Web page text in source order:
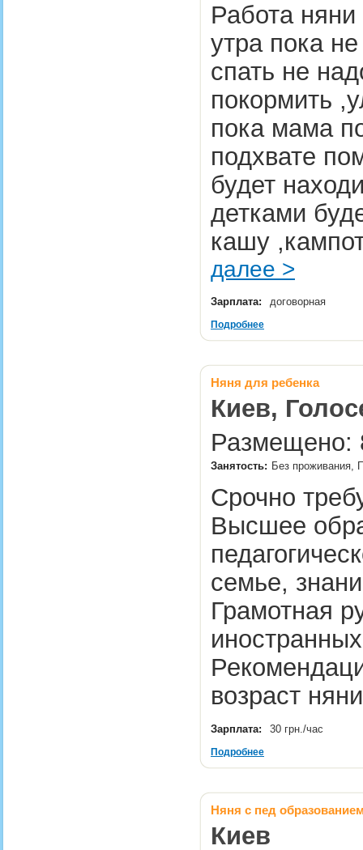
Работа
утра пока
спать не
покормить
пока мама
подхвате
будет
детками
кашу
далее >
Зарплата: договорная
Подробнее
Няня для ребенка
Киев,
Размещено:
Занятость: Без проживания,
Срочно
Высшее
семье,
Грамотная
возраст
Зарплата: 30 грн./час
Подробнее
Няня с пед
Киев